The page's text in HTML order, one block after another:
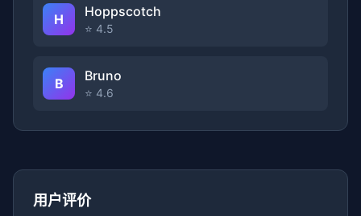
H Hoppscotch
⭐ 4.5
B Bruno
⭐ 4.6
用户评价